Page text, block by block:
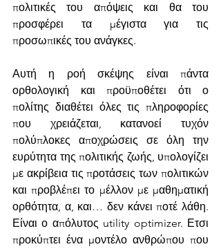
πολιτικές του απόψεις και θα του
προσφέρει τα μέγιστα για τις
προσωπικές του ανάγκες.
Αυτή η ροή σκέψης είναι πάντα
ορθολογική και προϋποθέτει ότι ο
πολίτης διαθέτει όλες τις πληροφορίες
που χρειάζεται, κατανοεί τυχόν
πολύπλοκες αποχρώσεις σε όλη την
ευρύτητα της πολιτικής ζωής, υπολογίζει
με ακρίβεια τις προτάσεις των πολιτικών
και προβλέπει το μέλλον με μαθηματική
ορθότητα, α, και… δεν κάνει ποτέ λάθη.
Είναι ο απόλυτος utility optimizer. Ετσι
προκύπτει ένα μοντέλο ανθρώπου που